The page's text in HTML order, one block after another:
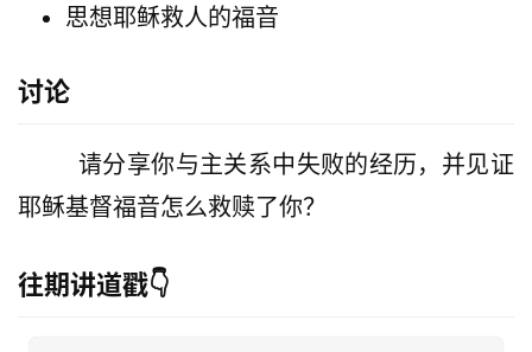
思想耶稣救人的福音
讨论
        请分享你与主关系中失败的经历，并见证
耶稣基督福音怎么救赎了你？
往期讲道戳👇